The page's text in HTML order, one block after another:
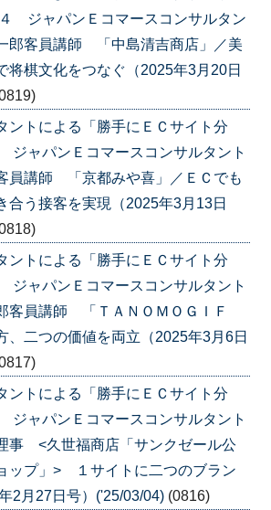
ジャパンＥコマースコンサルタン
郎客員講師 「中島清吉商店」／美
将棋文化をつなぐ（2025年3月20日
ントによる「勝手にＥＣサイト分
ャパンＥコマースコンサルタント
講師 「京都みや喜」／ＥＣでも
合う接客を実現（2025年3月13日
ントによる「勝手にＥＣサイト分
ャパンＥコマースコンサルタント
員講師 「ＴＡＮＯＭＯＧＩＦ
、二つの価値を両立（2025年3月6日
ントによる「勝手にＥＣサイト分
ャパンＥコマースコンサルタント
事 <久世福商店「サンクゼール公
ップ」> １サイトに二つのブラン
2月27日号）('25/03/04) (0816)